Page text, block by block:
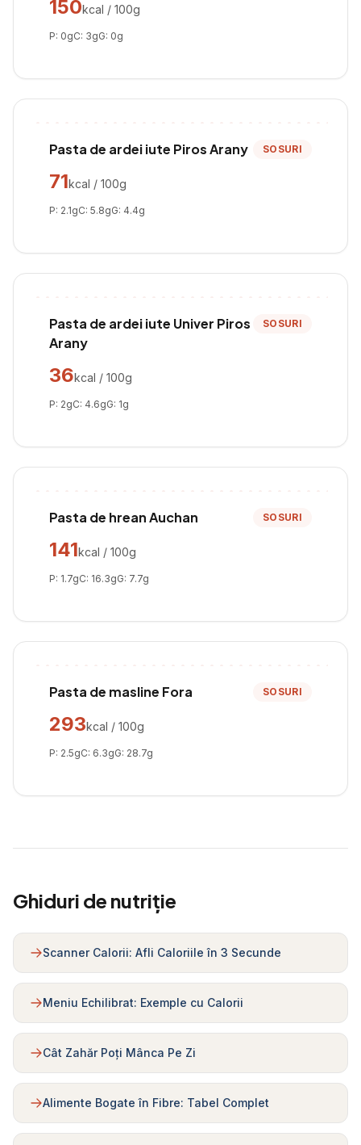
150kcal / 100g
P: 0gC: 3gG: 0g
Pasta de ardei iute Piros Arany SOSURI
71kcal / 100g
P: 2.1gC: 5.8gG: 4.4g
Pasta de ardei iute Univer Piros
Arany
SOSURI
36kcal / 100g
P: 2gC: 4.6gG: 1g
Pasta de hrean Auchan SOSURI
141kcal / 100g
P: 1.7gC: 16.3gG: 7.7g
Pasta de masline Fora SOSURI
293kcal / 100g
P: 2.5gC: 6.3gG: 28.7g
Ghiduri de nutriție
Scanner Calorii: Afli Caloriile în 3 Secunde
Meniu Echilibrat: Exemple cu Calorii
Cât Zahăr Poți Mânca Pe Zi
Alimente Bogate în Fibre: Tabel Complet